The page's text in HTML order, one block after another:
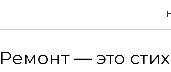
Ремонт — это